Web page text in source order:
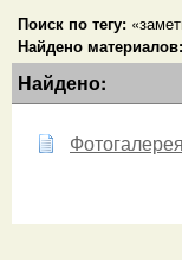
Поиск по тегу:
Найдено материалов:
Найдено:
Фотогалерея